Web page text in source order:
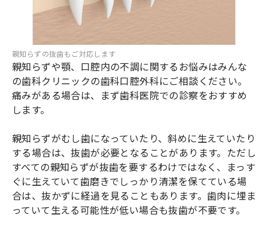
親知らずの抜歯もご対応します
親知らずや顎、口腔内の不調に関するお悩みはみんな
の歯科クリニックの歯科口腔外科にご相談ください。
痛みがある場合は、まず歯科医院での診察をおすすめ
します。
親知らずがむし歯になっていたり、斜めに生えていたり
する場合は、抜歯が必要となることがあります。ただし
すべての親知らずが抜歯を要するわけではなく、まっす
ぐに生えていて歯磨きでしっかり清潔を保てている場
合は、抜かずに経過を見ることもあります。歯肉に埋ま
っていて生える可能性が低い場合も抜歯が不要です。